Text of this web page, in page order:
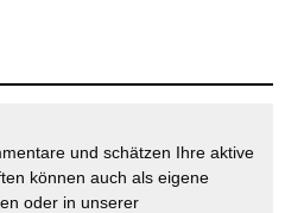
und schätzen Ihre aktive
können auch als eigene
oder in unserer